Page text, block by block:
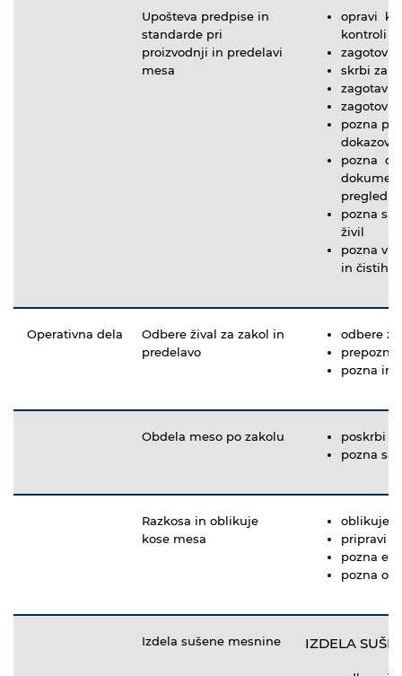
Upošteva predpise in
standarde pri
proizvodnji in predelavi
mesa
opravi
kontroli
zagotovi
skrbi za
zagotovi
pozna
pozna
pregled
pozna
živil
pozna
in čistih
Operativna dela
Odbere žival za zakol in
predelavo
odbere
prepozna
pozna in
Obdela meso po zakolu
poskrbi
pozna
Razkosa in oblikuje
kose mesa
oblikuje
pripravi
pozna
pozna
Izdela sušene mesnine IZDELA